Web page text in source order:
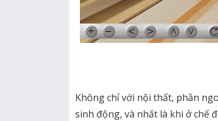
Không chỉ với nội thất, phần
sinh động, và nhất là khi ở chế